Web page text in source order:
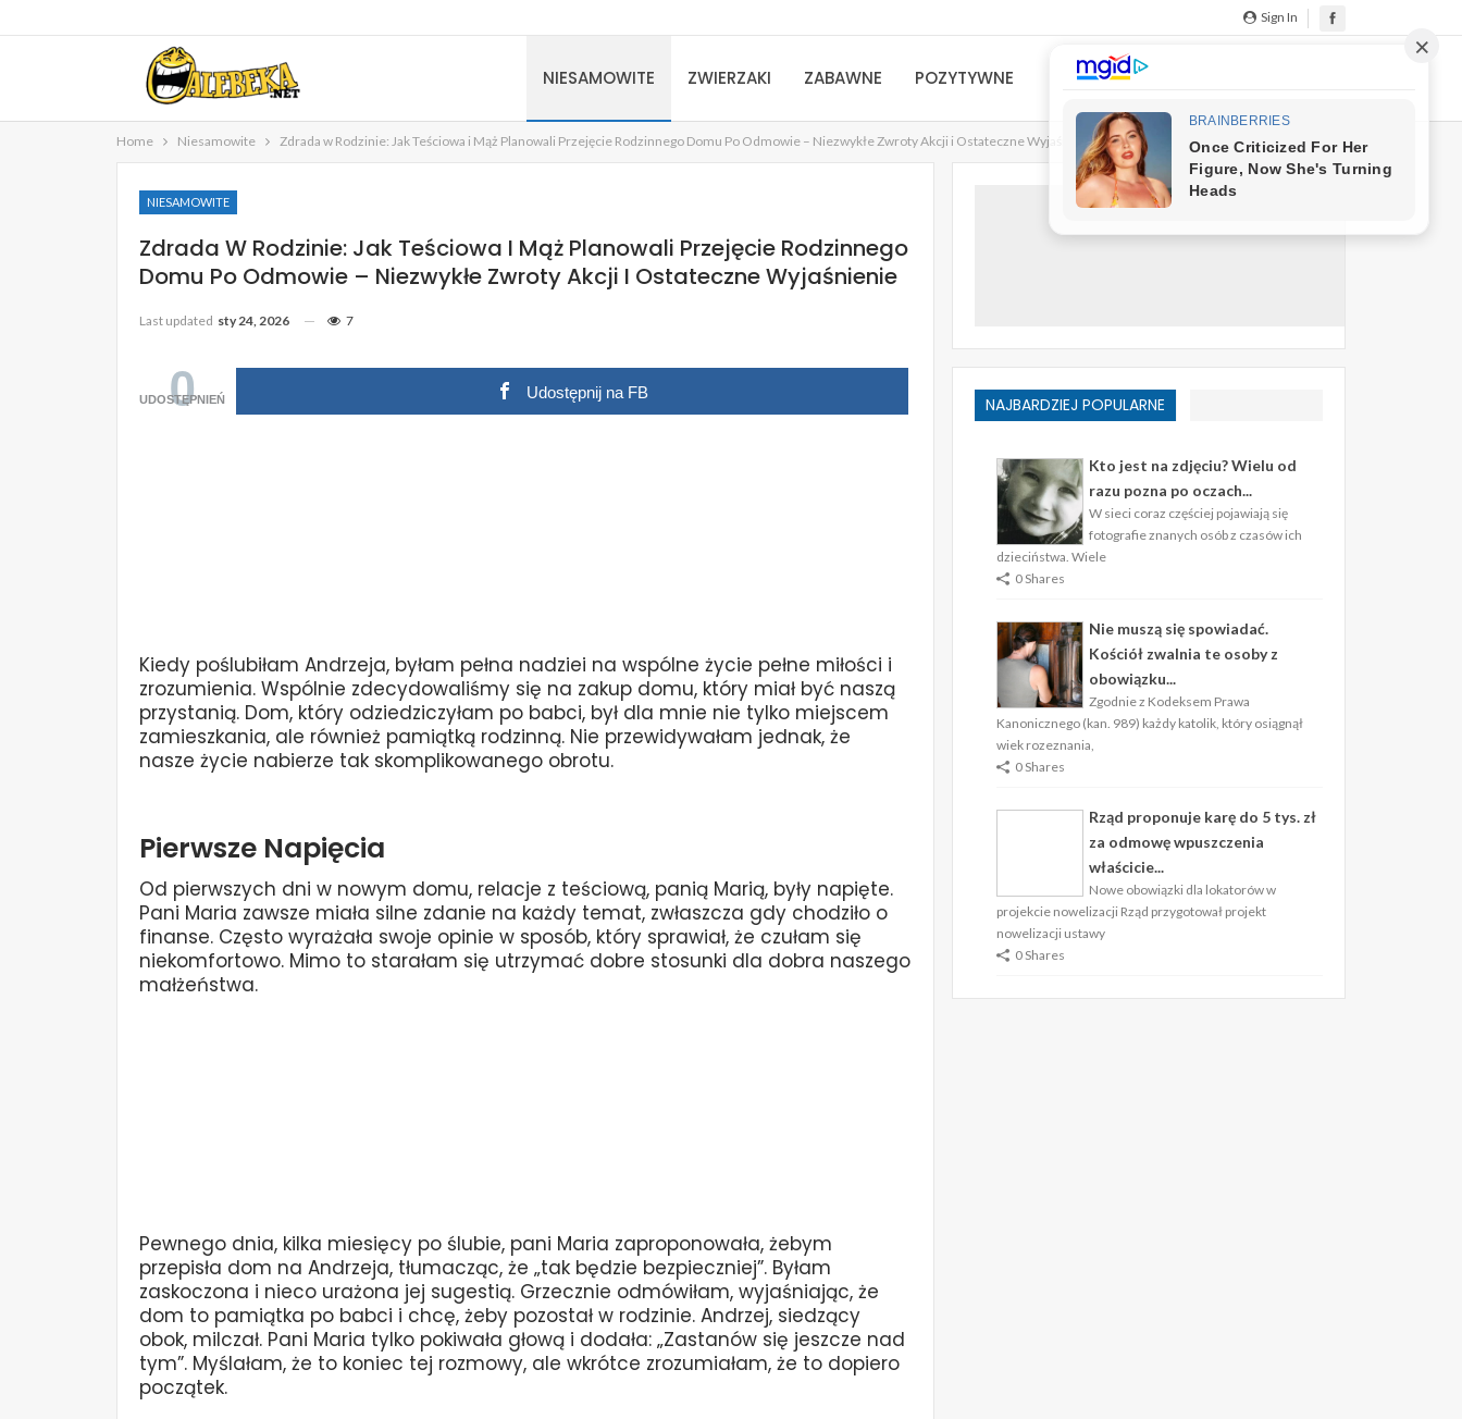
Sign In
NIESAMOWITE ZWIERZAKI ZABAWNE POZYTYWNE
Home Niesamowite Zdrada w Rodzinie: Jak Teściowa i Mąż Planowali Przejęcie Rodzinnego Domu Po Odmowie – Niezwykłe Zwroty Akcji i Ostateczne Wyjaśnienie
NIESAMOWITE
Zdrada W Rodzinie: Jak Teściowa I Mąż Planowali Przejęcie Rodzinnego
Domu Po Odmowie – Niezwykłe Zwroty Akcji I Ostateczne Wyjaśnienie
Last updated sty 24, 2026 7
0
UDOSTĘPNIEŃ Udostępnij na FB
Kiedy poślubiłam Andrzeja, byłam pełna nadziei na wspólne życie pełne miłości i
zrozumienia. Wspólnie zdecydowaliśmy się na zakup domu, który miał być naszą
przystanią. Dom, który odziedziczyłam po babci, był dla mnie nie tylko miejscem
zamieszkania, ale również pamiątką rodzinną. Nie przewidywałam jednak, że
nasze życie nabierze tak skomplikowanego obrotu.
Pierwsze Napięcia
Od pierwszych dni w nowym domu, relacje z teściową, panią Marią, były napięte.
Pani Maria zawsze miała silne zdanie na każdy temat, zwłaszcza gdy chodziło o
finanse. Często wyrażała swoje opinie w sposób, który sprawiał, że czułam się
niekomfortowo. Mimo to starałam się utrzymać dobre stosunki dla dobra naszego
małżeństwa.
Pewnego dnia, kilka miesięcy po ślubie, pani Maria zaproponowała, żebym
przepisła dom na Andrzeja, tłumacząc, że „tak będzie bezpieczniej”. Byłam
zaskoczona i nieco urażona jej sugestią. Grzecznie odmówiłam, wyjaśniając, że
dom to pamiątka po babci i chcę, żeby pozostał w rodzinie. Andrzej, siedzący
obok, milczał. Pani Maria tylko pokiwała głową i dodała: „Zastanów się jeszcze nad
tym”. Myślałam, że to koniec tej rozmowy, ale wkrótce zrozumiałam, że to dopiero
początek.
NAJBARDZIEJ POPULARNE
Kto jest na zdjęciu? Wielu od
razu pozna po oczach...
W sieci coraz częściej pojawiają się
fotografie znanych osób z czasów ich
dzieciństwa. Wiele
0 Shares
Nie muszą się spowiadać.
Kościół zwalnia te osoby z
obowiązku...
Zgodnie z Kodeksem Prawa
Kanonicznego (kan. 989) każdy katolik, który osiągnął
wiek rozeznania,
0 Shares
Rząd proponuje karę do 5 tys. zł
za odmowę wpuszczenia
właścicie...
Nowe obowiązki dla lokatorów w
projekcie nowelizacji Rząd przygotował projekt
nowelizacji ustawy
0 Shares